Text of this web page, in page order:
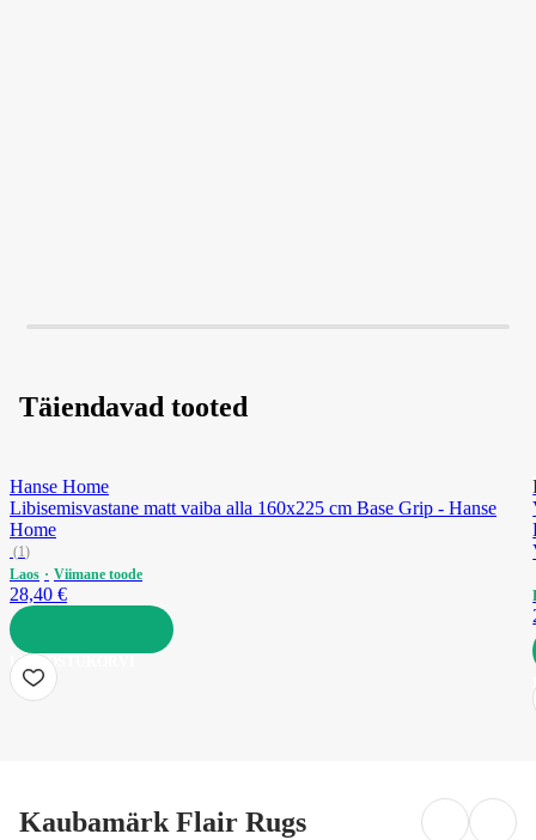
Täiendavad tooted
Hanse Home
Libisemisvastane matt vaiba alla 160x225 cm Base Grip - Hanse
Home
(1)
Laos
Viimane toode
28,40 €
LISA OSTUKORVI
Kaubamärk Flair Rugs